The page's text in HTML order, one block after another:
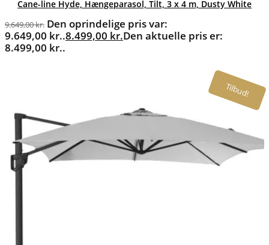
Cane-line Hyde, Hængeparasol, Tilt, 3 x 4 m, Dusty White
9.649,00kr. Den oprindelige pris var:
9.649,00 kr..8.499,00 kr.Den aktuelle pris er:
8.499,00 kr..
Tilbud!